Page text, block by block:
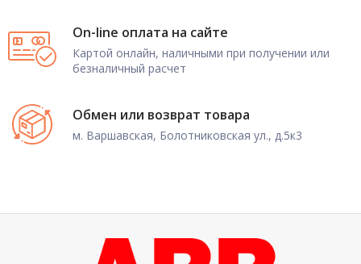
On-line оплата на сайте
Картой онлайн, наличными при получении или
безналичный расчет
Обмен или возврат товара
м. Варшавская, Болотниковская ул., д.5к3